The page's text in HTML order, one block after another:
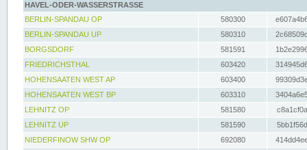
HAVEL-ODER-WASSERSTRASSE
BERLIN-SPANDAU OP
580300
BERLIN-SPANDAU UP
580310
BORGSDORF
581591
FRIEDRICHSTHAL
603420
HOHENSAATEN WEST AP
603400
HOHENSAATEN WEST BP
603310
LEHNITZ OP
581580
LEHNITZ UP
581590
NIEDERFINOW SHW OP
692080